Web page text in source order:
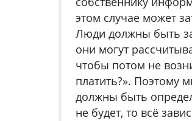
этом случае может
Люди должны быть
они могут
чтобы потом не
платить?». Поэтому
должны быть
не будет, то всё